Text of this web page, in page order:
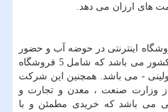
های ارزان می دهد.
اینترنتی در حوضه آب و حضور
شرکت های بزرگ ایتالیایی در کشور می باشد که شامل 5 فروشگاه
- می باشد. همچنین این شرکت
از وزارت صنعت ، معدن و تجارت و
می باشد که خریدی مطمئن و با